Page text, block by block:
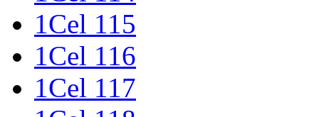
1Cel 115
1Cel 116
1Cel 117